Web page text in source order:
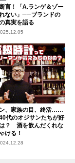
言！「A.ランゲ＆ゾー
ない」──ブランドの
真実を語る
、家族の目、終活……
代のオジサンたちが好
？ 酒を飲んだくれな
ける！